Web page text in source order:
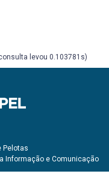
Armando.
São Paulo:
Vânia Rita; ARAGÃO,
informação e
e ao ambiente
da UFPE,
levou 0.103781s)
Pelotas
Informação e Comunicação